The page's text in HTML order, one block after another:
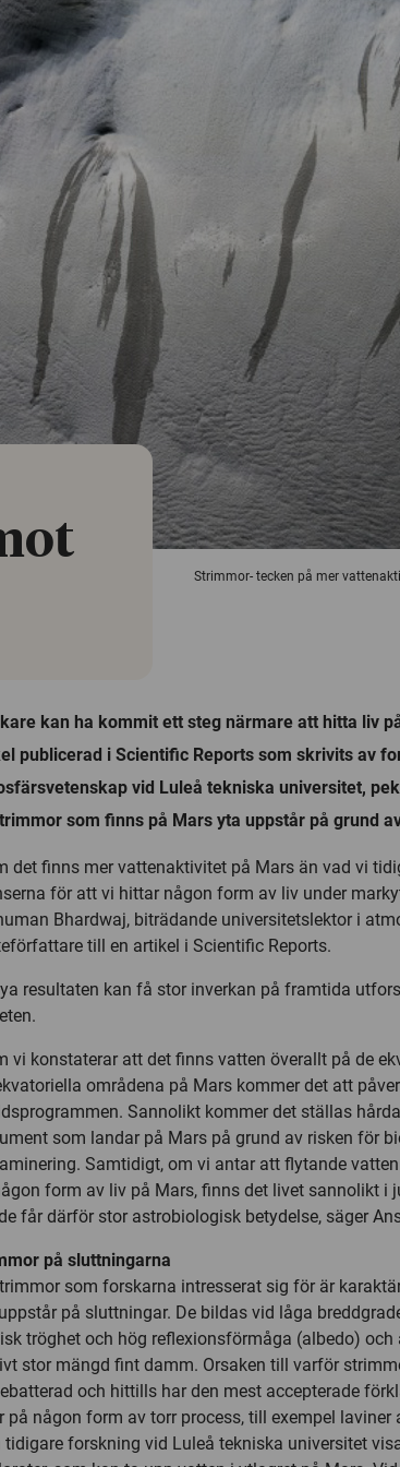
Strimmor- tecken på mer
kan ha kommit ett steg närmare att hitta liv
publicerad i Scientific Reports som skrivits av
vid Luleå tekniska universitet,
som finns på Mars yta uppstår på grund
det finns mer vattenaktivitet på Mars än vad vi
för att vi hittar någon form av liv under
Bhardwaj, biträdande universitetslektor i
till en artikel i Scientific Reports.
resultaten kan få stor inverkan på framtida
vi konstaterar att det finns vatten överallt på de
områdena på Mars kommer det att
Sannolikt kommer det ställas
som landar på Mars på grund av risken för
Samtidigt, om vi antar att flytande
form av liv på Mars, finns det livet sannolikt i
får därför stor astrobiologisk betydelse, säger
på sluttningarna
som forskarna intresserat sig för är
på sluttningar. De bildas vid låga
tröghet och hög reflexionsförmåga (albedo) och
stor mängd fint damm. Orsaken till varför
och hittills har den mest accepterade
på någon form av torr process, till exempel laviner
tidigare forskning vid Luleå tekniska universitet